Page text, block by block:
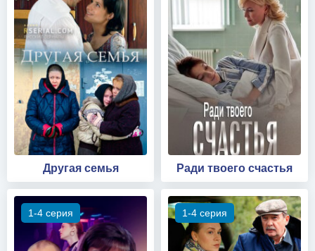
Другая семья Ради твоего счастья
1-4 серия 1-4 серия